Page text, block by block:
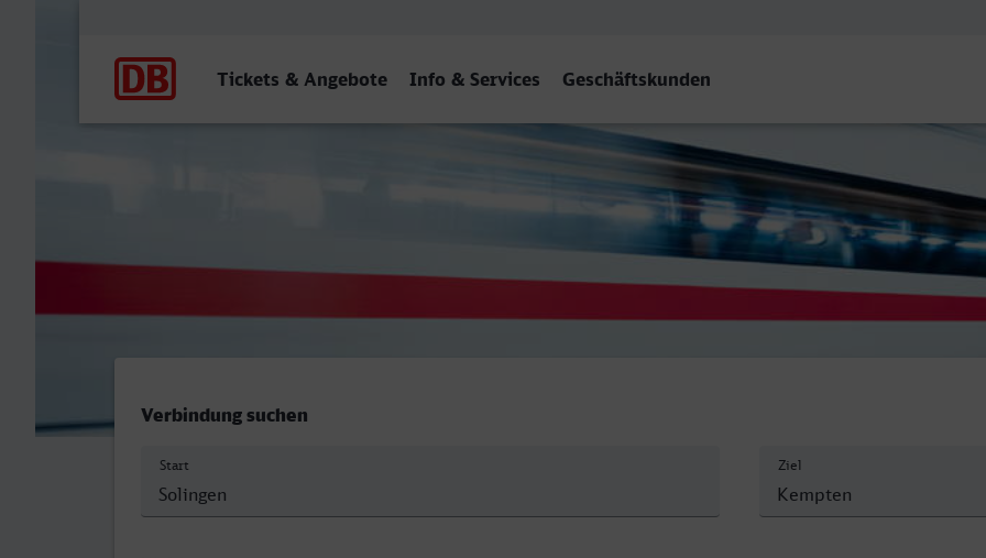
Tickets & Angebote Info & Services Geschäftskunden
Solingen Hbf - Kempten (Allgäu) Hbf
Verbindung suchen
Start Ziel